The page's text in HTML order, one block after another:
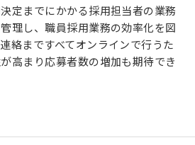
定までにかかる採用担当者の業務
理し、職員採用業務の効率化を図
絡まですべてオンラインで行うた
高まり応募者数の増加も期待でき